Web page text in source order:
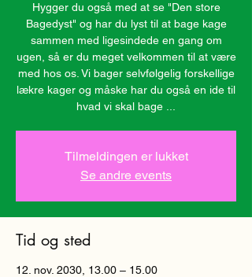
Hygger du også med at se "Den store
Bagedyst" og har du lyst til at bage kage
sammen med ligesindede en gang om
ugen, så er du meget velkommen til at være
med hos os. Vi bager selvfølgelig forskellige
lækre kager og måske har du også en ide til
hvad vi skal bage ...
Tilmeldingen er lukket
Se andre events
Tid og sted
12. nov. 2030, 13.00 – 15.00